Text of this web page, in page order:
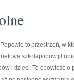
to przestrzeń, w
szkolapopow.pl
i dzieci. To opowieść o